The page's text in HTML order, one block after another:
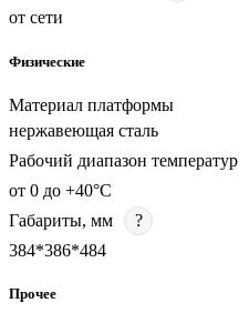
от сети
Физические
Материал платформы
нержавеющая сталь
Рабочий диапазон температур
от 0 до +40°С
Габариты, мм
?
384*386*484
Прочее